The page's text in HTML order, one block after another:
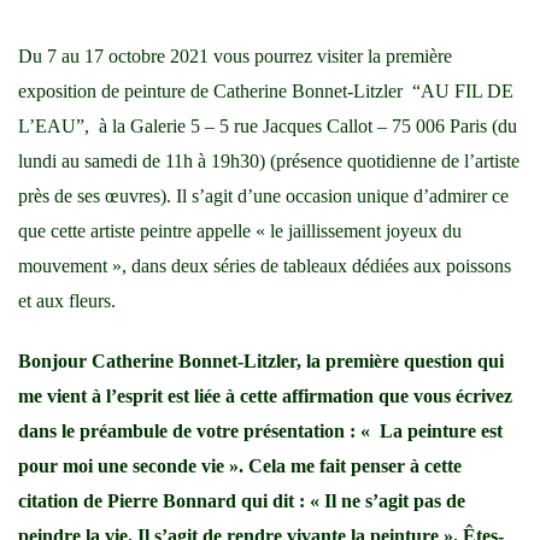
monde
extérieur,
faut-
il
encore
Du 7 au 17 octobre 2021 vous pourrez visiter la première
exposition de peinture de Catherine Bonnet-Litzler “AU FIL DE
L’EAU”, à la Galerie 5 – 5 rue Jacques Callot – 75 006 Paris (du
lundi au samedi de 11h à 19h30) (présence quotidienne de l’artiste
près de ses œuvres). Il s’agit d’une occasion unique d’admirer ce
que cette artiste peintre appelle « le jaillissement joyeux du
mouvement », dans deux séries de tableaux dédiées aux poissons
et aux fleurs.
Bonjour Catherine Bonnet-Litzler, la première question qui
me vient à l’esprit est liée à cette affirmation que vous écrivez
dans le préambule de votre présentation : « La peinture est
pour moi une seconde vie ». Cela me fait penser à cette
citation de Pierre Bonnard qui dit : « Il ne s’agit pas de
peindre la vie. Il s’agit de rendre vivante la peinture ». Êtes-